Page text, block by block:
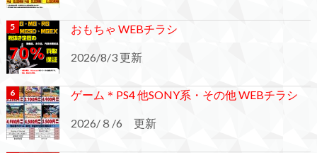
おもちゃ WEBチラシ
2026/8/3 更新
ゲーム＊PS4 他SONY系・その他 WEBチラシ
2026/８/6 更新